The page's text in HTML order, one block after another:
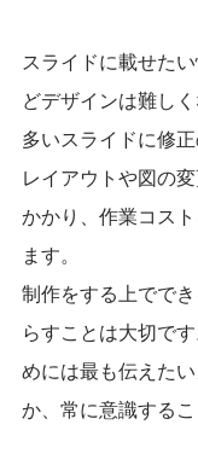
スライドに載せた
どデザインは難し
多いスライドに修正
レイアウトや図の
かかり、作業コス
ます。
制作をする上でで
らすことは大切で
めには最も伝えた
か、常に意識するこ